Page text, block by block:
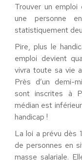
Trouver un emploi
une personne
statistiquement
Pire, plus le
emploi devient
vivra toute sa vie
Près d’un demi-
sont inscrites à
médian est
handicap !
La loi a prévu dès
de personnes en
masse salariale.